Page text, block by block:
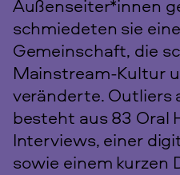
Außenseiter*innen
schmiedeten sie
Gemeinschaft, die
Mainstream-Kultur
veränderte. Outliers
besteht aus 83 Oral
Interviews, einer
sowie einem kurzen